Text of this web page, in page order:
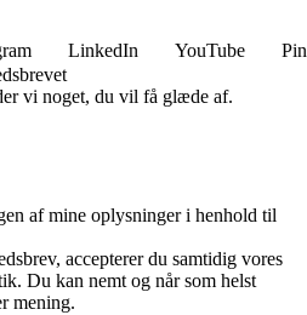
LinkedIn YouTube
vi noget, du vil få glæde af.
af mine oplysninger i henhold til
accepterer du samtidig vores
Du kan nemt og når som helst
mening.